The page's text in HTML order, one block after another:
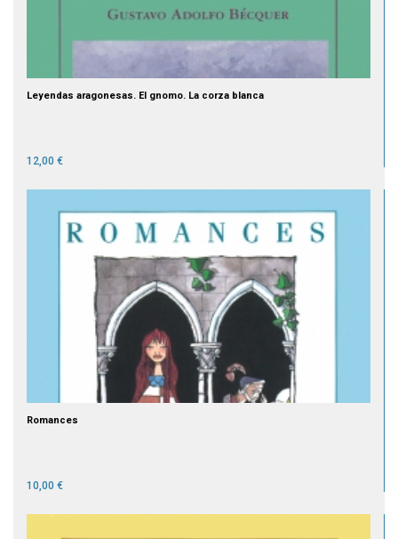
Leyendas aragonesas. El gnomo. La corza blanca
12,00 €
Romances
10,00 €